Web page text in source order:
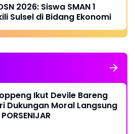
2026: Siswa SMAN 1
Sulsel di Bidang Ekonomi
Ikut Devile Bareng
Dukungan Moral Langsung